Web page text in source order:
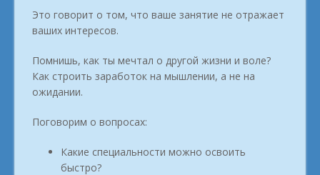
Это говорит о том, что ваше занятие не отражает
ваших интересов.
Помнишь, как ты мечтал о другой жизни и воле?
Как строить заработок на мышлении, а не на
ожидании.
Поговорим о вопросах:
Какие специальности можно освоить
быстро?